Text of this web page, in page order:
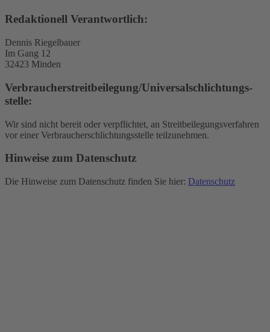
Redaktionell Verantwortlich:
Dennis Riegelbauer
Im Gang 12
32423 Minden
Verbraucher­streit­beilegung/Universal­schlichtungs­
stelle:
Wir sind nicht bereit oder verpflichtet, an Streitbeilegungsverfahren
vor einer Verbraucherschlichtungsstelle teilzunehmen.
Hinweise zum Datenschutz
Die Hinweise zum Datenschutz finden Sie hier: Datenschutz